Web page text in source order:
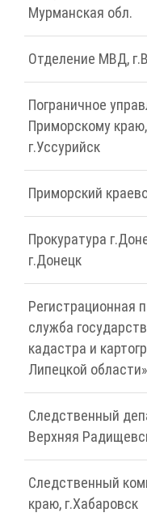
Мурманская обл.
Отделение МВД,
Пограничное
Приморскому
г.Уссурийск
Приморский
Прокуратура
г.Донецк
Регистрационная
служба
кадастра и
Липецкой
Следственный
Верхняя
Следственный
краю, г.Хабаровск